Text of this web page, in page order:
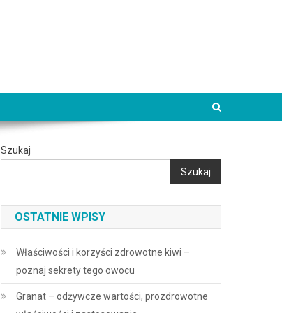
Szukaj
Szukaj
OSTATNIE WPISY
Właściwości i korzyści zdrowotne kiwi –
poznaj sekrety tego owocu
Granat – odżywcze wartości, prozdrowotne